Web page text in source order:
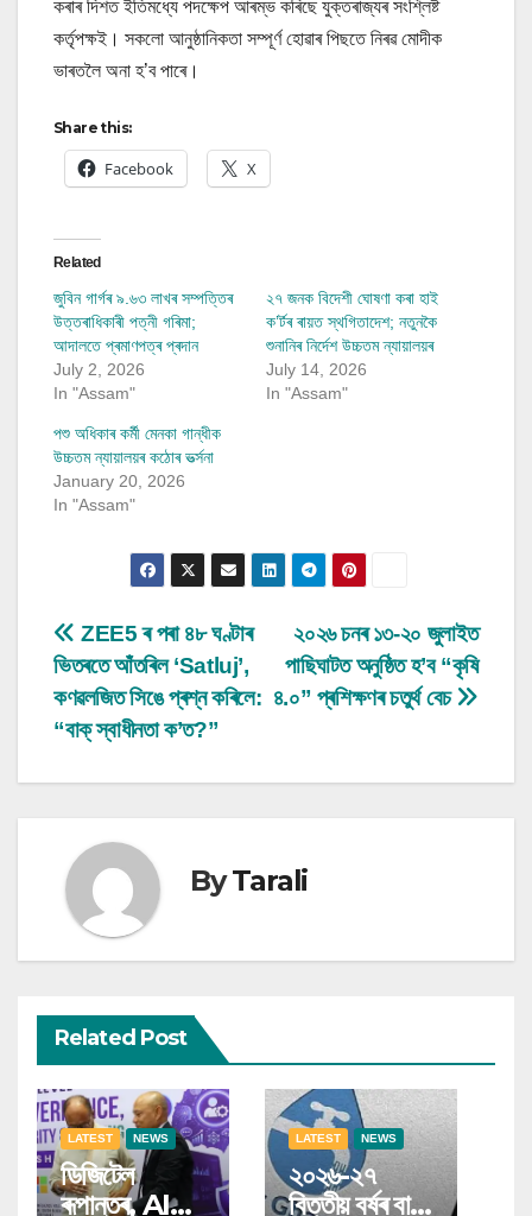
কৰাৰ দিশত ইতিমধ্যে পদক্ষেপ আৰম্ভ কৰিছে যুক্তৰাজ্যৰ সংশ্লিষ্ট
কৰ্তৃপক্ষই। সকলো আনুষ্ঠানিকতা সম্পূৰ্ণ হোৱাৰ পিছতে নিৰৱ মোদীক
ভাৰতলৈ অনা হ’ব পাৰে।
Share this:
Facebook X
Related
জুবিন গাৰ্গৰ ৯.৬৩ লাখৰ সম্পত্তিৰ
উত্তৰাধিকাৰী পত্নী গৰিমা;
আদালতে প্ৰমাণপত্ৰ প্ৰদান
July 2, 2026
In "Assam"
২৭ জনক বিদেশী ঘোষণা কৰা হাই
ক’ৰ্টৰ ৰায়ত স্থগিতাদেশ; নতুনকৈ
শুনানিৰ নিৰ্দেশ উচ্চতম ন্যায়ালয়ৰ
July 14, 2026
In "Assam"
পশু অধিকাৰ কৰ্মী মেনকা গান্ধীক
উচ্চতম ন্যায়ালয়ৰ কঠোৰ ভৰ্ত্সনা
January 20, 2026
In "Assam"
Post
navigation
২০২৬ চনৰ ১৩-২০ জুলাইত
পাছিঘাটত অনুষ্ঠিত হ’ব “কৃষি
৪.০” প্ৰশিক্ষণৰ চতুৰ্থ বেচ
ZEE5 ৰ পৰা ৪৮ ঘণ্টাৰ
ভিতৰতে আঁতৰিল ‘Satluj’,
কণৱলজিত সিঙে প্ৰশ্ন কৰিলে:
“বাক্ স্বাধীনতা ক’ত?”
ByTarali
Related Post
LATEST NEWS
ডিজিটেল
ৰূপান্তৰ, AI
LATEST NEWS
২০২৬-২৭
বিত্তীয় বৰ্ষৰ বাবে